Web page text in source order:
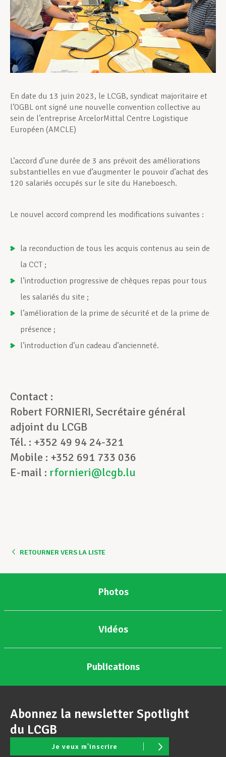
En date du 13 juin 2023, le LCGB, syndicat majoritaire et
l’OGBL ont signé une nouvelle convention collective au
sein de l’entreprise ArcelorMittal Centre Logistique
Européen (AMCLE)
L’accord d’une durée de 3 ans prévoit des améliorations
substantielles en vue d’augmenter le pouvoir d’achat des
120 salariés occupés sur le site du Haneboesch.
Le nouvel accord comprend les modifications suivantes :
la reconduction de tous les acquis contenus au sein de
la CCT ;
l’introduction progressive de chèques repas pour tous
les salariés du site ;
l’amélioration de la prime de sécurité et de la prime de
présence ;
l’introduction d’un cadeau d’ancienneté.
Contact :
Robert FORNIERI, Secrétaire général
adjoint du LCGB
Tél. : +352 49 94 24-321
Mobile : +352 691 733 036
E-mail : rfornieri@lcgb.lu
RETOURNER VERS LA LISTE
Photos
Vidéos
Publications
Abonnez la newsletter Spotlight
du LCGB
Je veux m'inscrire